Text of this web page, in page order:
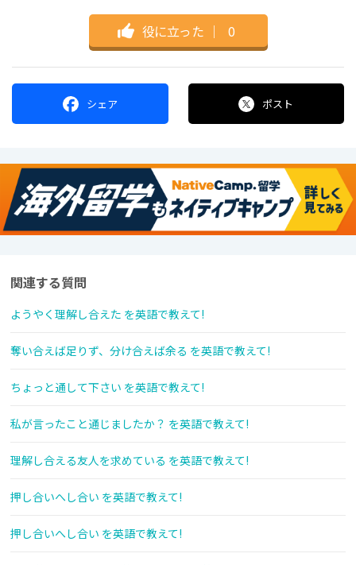
役に立った ｜ 0
シェア ポスト
関連する質問
ようやく理解し合えた を英語で教えて!
奪い合えば足りず、分け合えば余る を英語で教えて!
ちょっと通して下さい を英語で教えて!
私が言ったこと通じましたか？ を英語で教えて!
理解し合える友人を求めている を英語で教えて!
押し合いへし合い を英語で教えて!
押し合いへし合い を英語で教えて!